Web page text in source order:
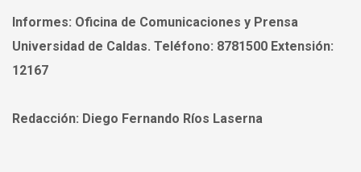
Informes: Oficina de Comunicaciones y Prensa
Universidad de Caldas. Teléfono: 8781500 Extensión:
12167
Redacción: Diego Fernando Ríos Laserna